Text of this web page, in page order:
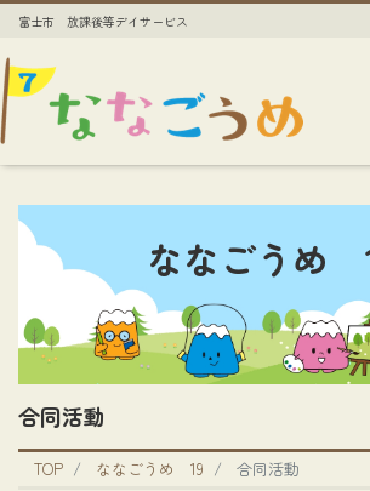
富士市 放課後等デイサービス
ななごうめ
合同活動
TOP ななごうめ 19 合同活動